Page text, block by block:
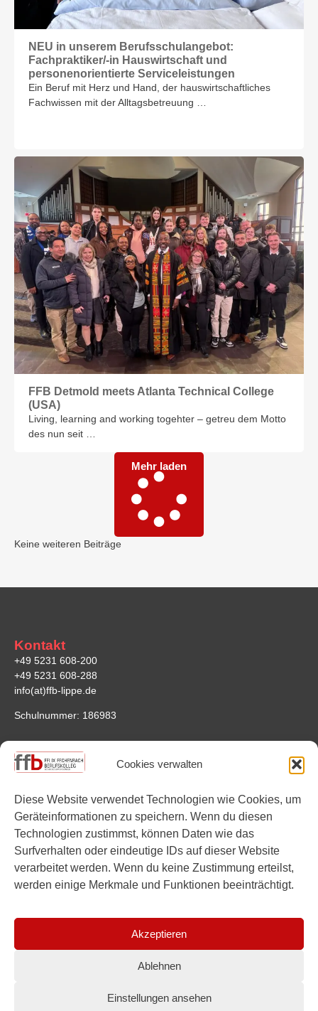
Cookies verwalten
Diese Website verwendet Technologien wie Cookies, um
Geräteinformationen zu speichern. Wenn du diesen
Technologien zustimmst, können Daten wie das
Surfverhalten oder eindeutige IDs auf dieser Website
verarbeitet werden. Wenn du keine Zustimmung erteilst,
werden einige Merkmale und Funktionen beeinträchtigt.
Akzeptieren
Ablehnen
Einstellungen ansehen
NEU in unserem Berufsschulangebot:
Fachpraktiker/-in Hauswirtschaft und
personenorientierte Serviceleistungen
Ein Beruf mit Herz und Hand, der hauswirtschaftliches
Fachwissen mit der Alltagsbetreuung …
FFB Detmold meets Atlanta Technical College
(USA)
Living, learning and working togehter – getreu dem Motto
des nun seit …
Mehr laden
Keine weiteren Beiträge
Kontakt
+49 5231 608-200
+49 5231 608-288
info(at)ffb-lippe.de
Schulnummer: 186983
Anfahrt
Felix-Fechenbach-Berufskolleg
32756 Detmold
Links